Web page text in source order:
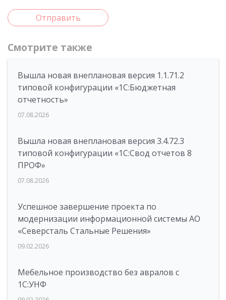
Отправить
Смотрите также
Вышла новая внеплановая версия 1.1.71.2
типовой конфигурации «1C:Бюджетная
отчетность»
07.08.2026
Вышла новая внеплановая версия 3.4.72.3
типовой конфигурации «1C:Свод отчетов 8
ПРОФ»
07.08.2026
Успешное завершение проекта по
модернизации информационной системы АО
«Северсталь Стальные Решения»
09.02.2026
Мебельное производство без авралов с
1С:УНФ